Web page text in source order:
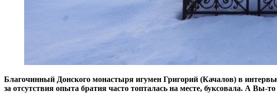
Благочинный Донского монастыря игумен Григорий (Качалов) в
за отсутствия опыта братия часто топталась на месте, буксовала. А